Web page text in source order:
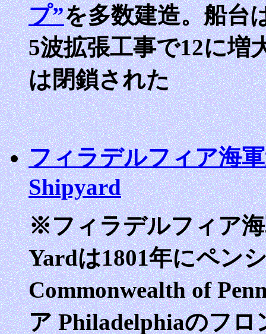
プ”を多数建造。船台
5波拡張工事で12に増
は閉鎖された
フィラデルフィア海
Shipyard
※フィラデルフィア
Yardは1801年にペン
Commonwealth of
ア Philadelphiaのフ